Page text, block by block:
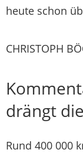
heute schon
CHRISTOPH
drängt
Rund 400 000